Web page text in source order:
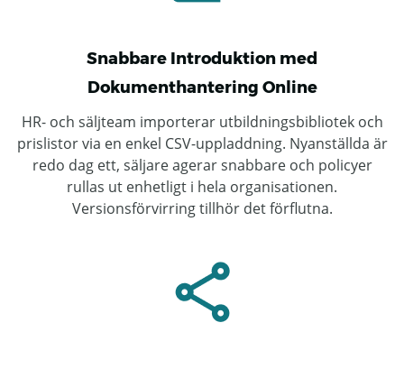
Snabbare Introduktion med
Dokumenthantering Online
HR- och säljteam importerar utbildningsbibliotek och
prislistor via en enkel CSV-uppladdning. Nyanställda är
redo dag ett, säljare agerar snabbare och policyer
rullas ut enhetligt i hela organisationen.
Versionsförvirring tillhör det förflutna.